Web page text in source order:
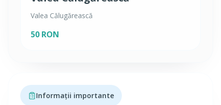
Valea Călugărească
50 RON
Informații importante